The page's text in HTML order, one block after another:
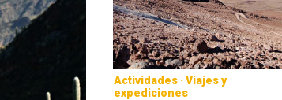
Actividades · Viajes y
expediciones